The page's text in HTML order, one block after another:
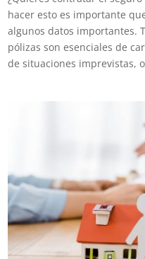
hacer esto es importante
algunos datos importantes.
pólizas son esenciales de
de situaciones imprevistas,